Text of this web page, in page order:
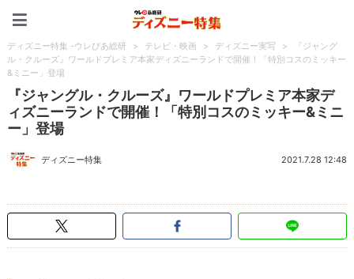
ディズニー特集 -ウレぴあ総研 > テレビ・映画 > ディズニー実写 >
『ジャング
ル・クルーズ』ワールドプレミア本家ディズニーランドで開催！「特別コスのミッキー
&ミニー」登場
『ジャングル・クルーズ』ワールドプレミア本家デ
ィズニーランドで開催！「特別コスのミッキー&ミニ
ー」登場
ディズニー特集 2021.7.28 12:48